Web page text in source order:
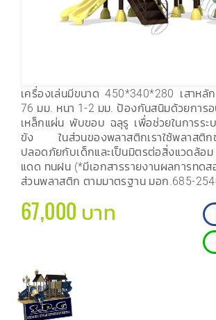
เครื่องเล่นมีขนาด 450*340*280 เสาหลั
76 มม. หนา 1-2 มม. ป้องกันสนิมด้วยการ
เหล็กแผ่น พับขอบ ฉลุรู เพื่อช่วยในการระ
ขัง ในส่วนของพลาสติกเราใช้พลาส
ปลอดภัยกับเด็กและเป็นมิตรต่อสิ่งแวดล้
แดด ทนฝน (*มีเอกสารรายงานผลการทดส
ส่วนพลาสติก ตามมาตรฐาน มอก.685-
67,000 บาท